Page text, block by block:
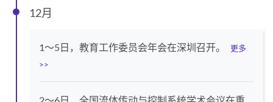
12月
1～5日，教育工作委员会年会在深圳召开。
更多
>>